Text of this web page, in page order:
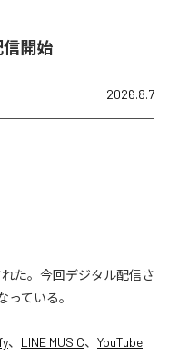
信開始
2026.8.7
れた。今回デジタル配信さ
っている。
、 LINE MUSIC、 YouTube